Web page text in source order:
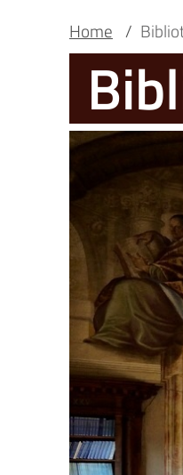
Main container
Briciole
pane
Home /